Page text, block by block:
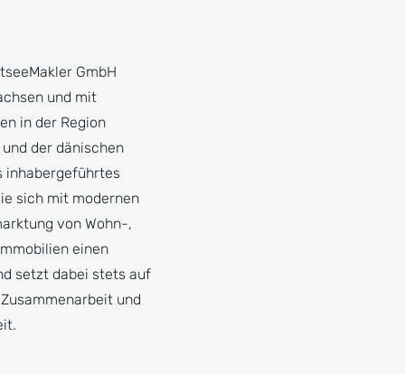
GmbH
und mit
in der Region
der dänischen
inhabergeführtes
sich mit modernen
von Wohn-,
einen
setzt dabei stets auf
und